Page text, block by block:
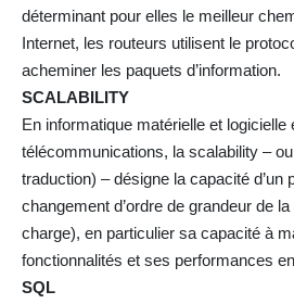
déterminant pour elles le meilleur
Internet, les routeurs utilisent le
acheminer les paquets d’information.
SCALABILITY
En informatique matérielle et logicielle
télécommunications, la scalability –
traduction) – désigne la capacité d’un
changement d’ordre de grandeur de
charge), en particulier sa capacité à
fonctionnalités et ses performances
SQL